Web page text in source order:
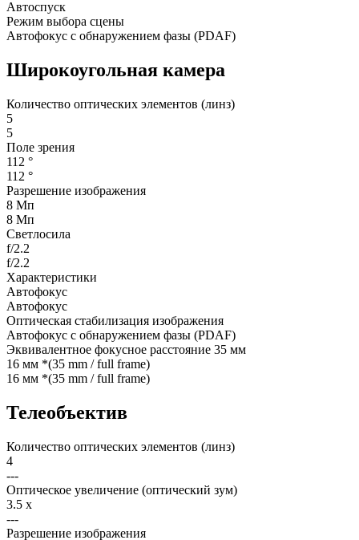
Автоспуск
Режим выбора сцены
Автофокус с обнаружением фазы (PDAF)
Широкоугольная камера
Количество оптических элементов (линз)
5
5
Поле зрения
112 °
112 °
Разрешение изображения
8 Мп
8 Мп
Светлосила
f/2.2
f/2.2
Характеристики
Автофокус
Автофокус
Оптическая стабилизация изображения
Автофокус с обнаружением фазы (PDAF)
Эквивалентное фокусное расстояние 35 мм
16 мм *(35 mm / full frame)
16 мм *(35 mm / full frame)
Телеобъектив
Количество оптических элементов (линз)
4
---
Оптическое увеличение (оптический зум)
3.5 x
---
Разрешение изображения